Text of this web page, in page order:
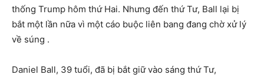
thống Trump hôm thứ Hai. Nhưng đến thứ Tư, Ball lại bị
bắt một lần nữa vì một cáo buộc liên bang đang chờ xử lý
về súng .
Daniel Ball, 39 tuổi, đã bị bắt giữ vào sáng thứ Tư,